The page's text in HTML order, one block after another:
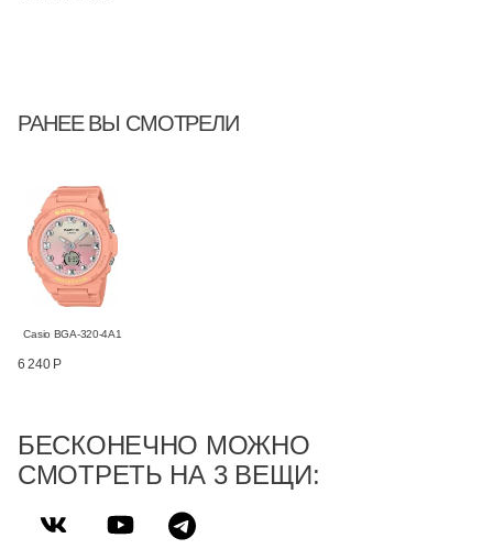
РАНЕЕ ВЫ СМОТРЕЛИ
Casio BGA-320-4A1
6 240 Р
БЕСКОНЕЧНО МОЖНО
СМОТРЕТЬ НА 3 ВЕЩИ: